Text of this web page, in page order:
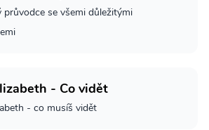
průvodce se všemi důležitými
- Co vidět
- co musíš vidět